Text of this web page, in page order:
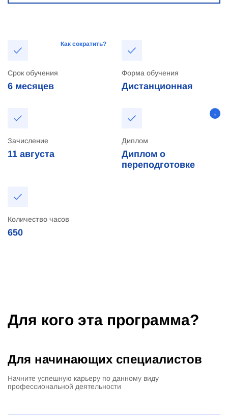
Как сократить?
Срок обучения
6 месяцев
Форма обучения
Дистанционная
Зачисление
11 августа
Диплом
Диплом о
переподготовке
Количество часов
650
Для кого эта программа?
Для начинающих специалистов
Начните успешную карьеру по данному виду
профессиональной деятельности